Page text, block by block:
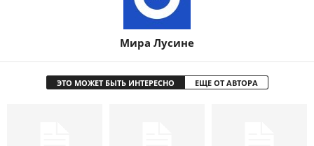
Мира Лусине
ЭТО МОЖЕТ БЫТЬ ИНТЕРЕСНО ЕЩЕ ОТ АВТОРА